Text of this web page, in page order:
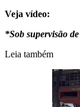
Veja vídeo:
*Sob supervisão
Leia também